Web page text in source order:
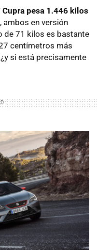
Cupra pesa 1.446 kilos
, ambos en versión
de 71 kilos es bastante
centímetros más
si está precisamente